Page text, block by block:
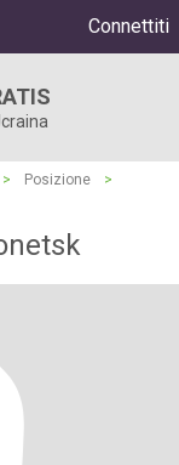
Connettiti
> Posizione
>